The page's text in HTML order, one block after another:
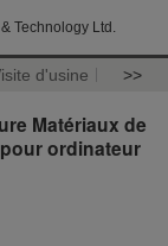
Technology Ltd.
d'usine >>
Matériaux de
ordinateur